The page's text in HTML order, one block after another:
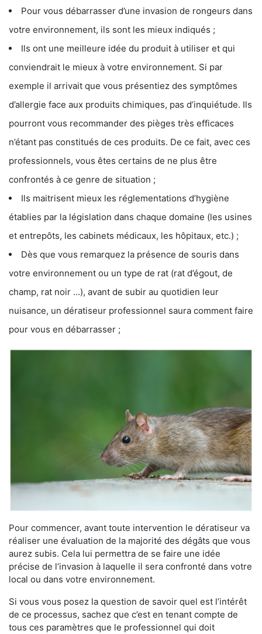
Pour vous débarrasser d’une invasion de rongeurs dans
votre environnement, ils sont les mieux indiqués ;
Ils ont une meilleure idée du produit à utiliser et qui
conviendrait le mieux à votre environnement. Si par
exemple il arrivait que vous présentiez des symptômes
d’allergie face aux produits chimiques, pas d’inquiétude. Ils
pourront vous recommander des pièges très efficaces
n’étant pas constitués de ces produits. De ce fait, avec ces
professionnels, vous êtes certains de ne plus être
confrontés à ce genre de situation ;
Ils maitrisent mieux les réglementations d’hygiène
établies par la législation dans chaque domaine (les usines
et entrepôts, les cabinets médicaux, les hôpitaux, etc.) ;
Dès que vous remarquez la présence de souris dans
votre environnement ou un type de rat (rat d’égout, de
champ, rat noir …), avant de subir au quotidien leur
nuisance, un dératiseur professionnel saura comment faire
pour vous en débarrasser ;
Pour commencer, avant toute intervention le dératiseur va
réaliser une évaluation de la majorité des dégâts que vous
aurez subis. Cela lui permettra de se faire une idée
précise de l’invasion à laquelle il sera confronté dans votre
local ou dans votre environnement.
Si vous vous posez la question de savoir quel est l’intérêt
de ce processus, sachez que c’est en tenant compte de
tous ces paramètres que le professionnel qui doit